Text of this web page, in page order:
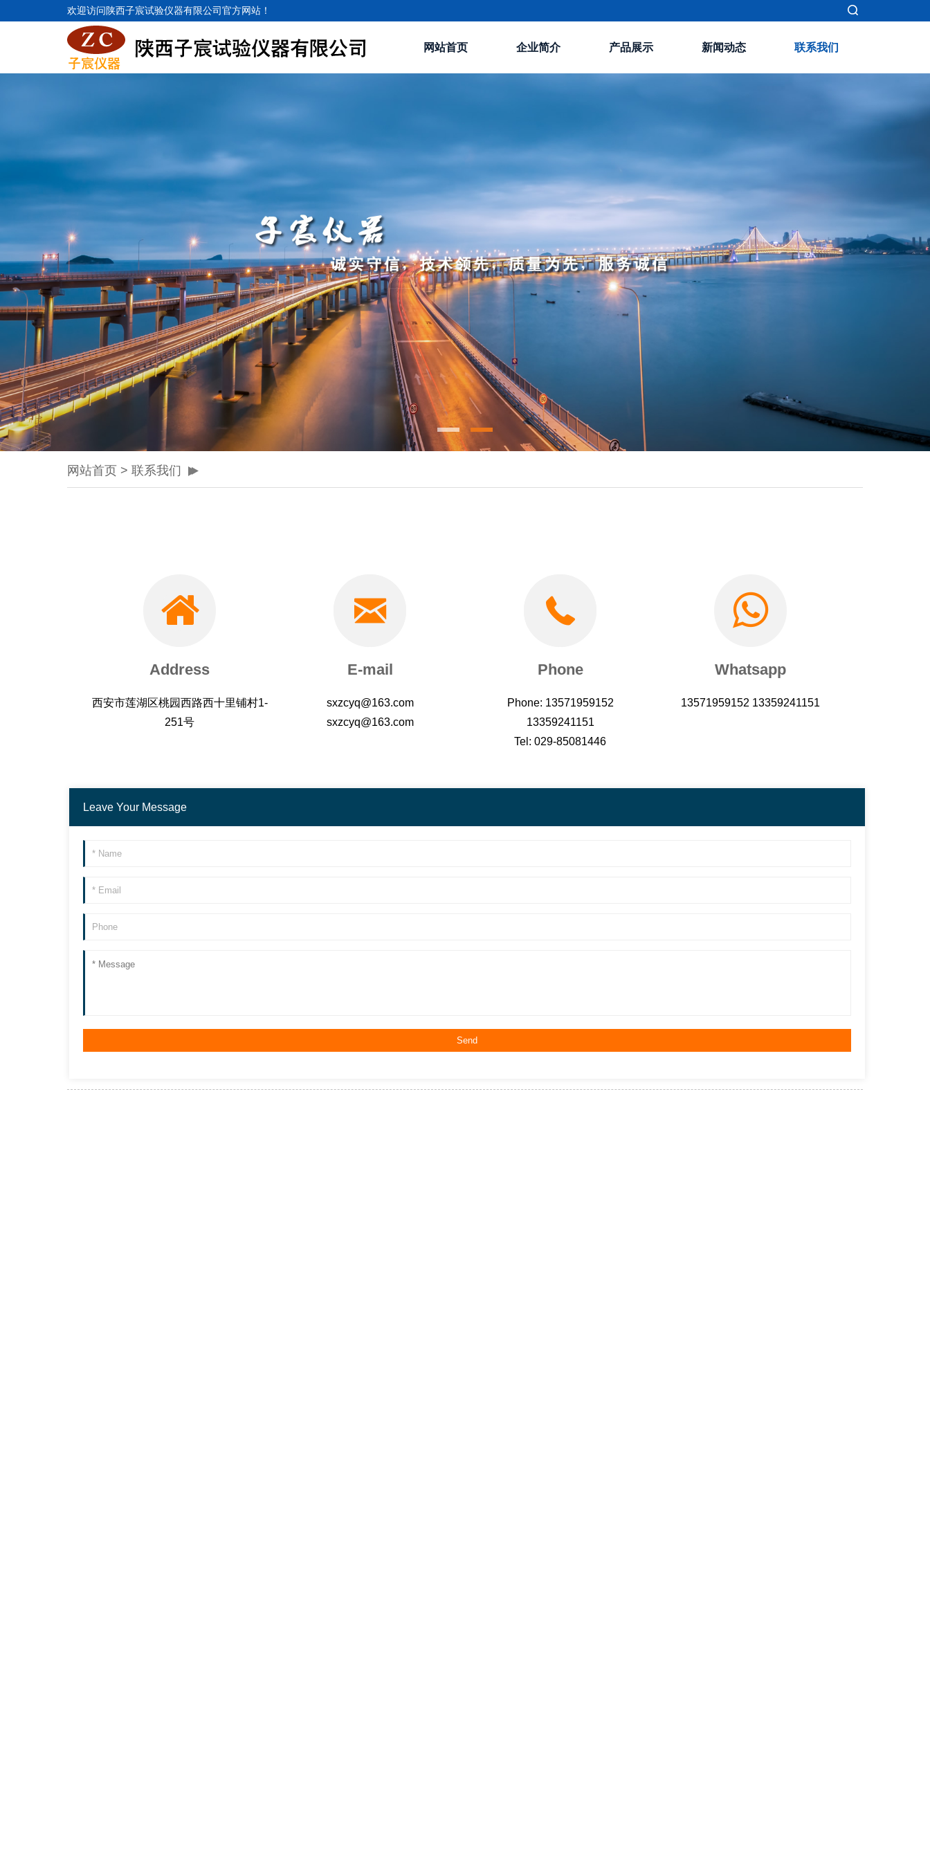
欢迎访问陕西子宸试验仪器有限公司官方网站！
网站首页 企业简介 产品展示 新闻动态 联系我们
网站首页 > 联系我们
Address
西安市莲湖区桃园西路西十里铺村1-
251号
E-mail
sxzcyq@163.com
sxzcyq@163.com
Phone
Phone: 13571959152
13359241151
Tel: 029-85081446
Whatsapp
13571959152 13359241151
Leave Your Message